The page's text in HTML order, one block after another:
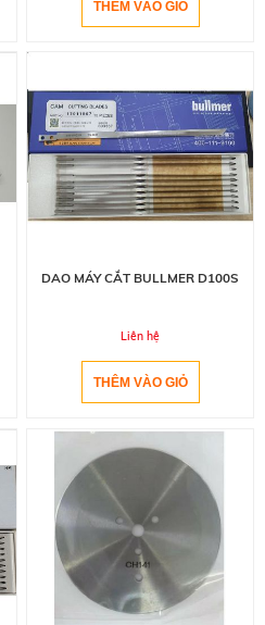
DAO MÁY CẮT BULLMER D100S
Liên hệ